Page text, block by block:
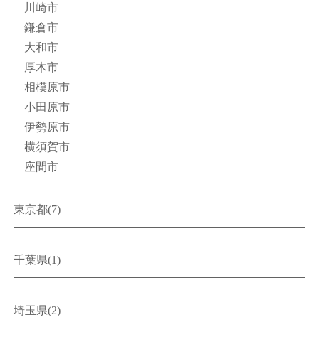
川崎市
鎌倉市
大和市
厚木市
相模原市
小田原市
伊勢原市
横須賀市
座間市
東京都(7)
千葉県(1)
埼玉県(2)